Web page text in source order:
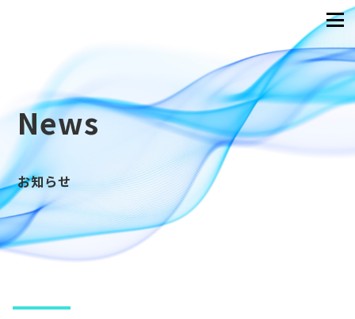
News
お知らせ